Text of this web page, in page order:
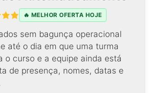
🔥 MELHOR OFERTA HOJE
sem bagunça operacional
até o dia em que uma turma
o curso e a equipe ainda está
de presença, nomes, datas e